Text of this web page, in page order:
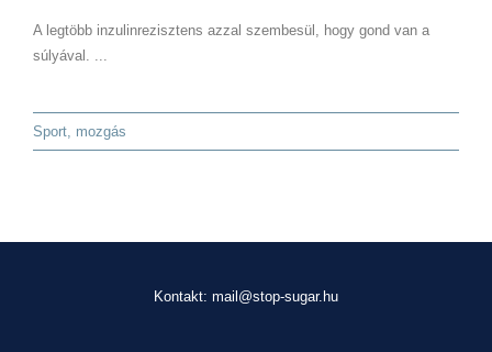
A legtöbb inzulinrezisztens azzal szembesül, hogy gond van a
súlyával. ...
Sport, mozgás
Kontakt: mail@stop-sugar.hu